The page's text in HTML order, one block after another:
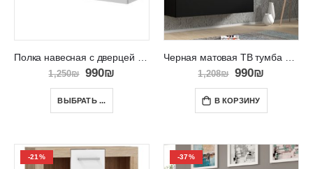
1,250₪ 990₪
ВЫБРАТЬ ...
1,208₪ 990₪
В КОРЗИНУ
-21% -37%